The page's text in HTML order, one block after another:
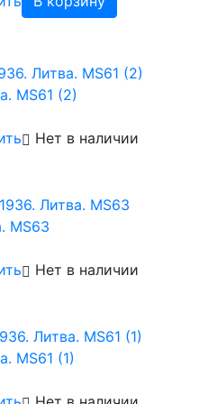
MS61 (2)
Нет в наличии
MS63
Нет в наличии
MS61 (1)